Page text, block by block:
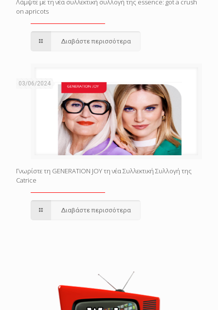
Λάμψτε με τη νέα συλλεκτική συλλογή της essence: got a crush
on apricots
Διαβάστε περισσότερα
03/06/2024
Γνωρίστε τη GENERATION JOY τη νέα Συλλεκτική Συλλογή της
Catrice
Διαβάστε περισσότερα